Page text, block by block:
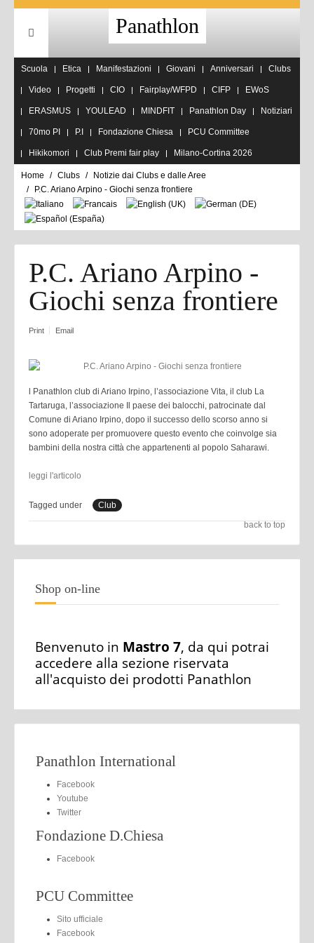
Panathlon
Scuola Etica Manifestazioni Giovani Anniversari Clubs
Video Progetti CIO Fairplay/WFPD CIFP EWoS
ERASMUS YOULEAD MINDFIT Panathlon Day Notiziari
70mo PI P.I Fondazione Chiesa PCU Committee
Hikikomori Club Premi fair play Milano-Cortina 2026
Home Clubs
Notizie dai Clubs e dalle Aree
P.C. Ariano Arpino - Giochi senza frontiere
P.C. Ariano Arpino -
Giochi senza frontiere
Print Email
l Panathlon club di Ariano Irpino, l’associazione Vita, il club La
Tartaruga, l’associazione Il paese dei balocchi, patrocinate dal
Comune di Ariano Irpino, dopo il successo dello scorso anno si
sono adoperate per promuovere questo evento che coinvolge sia
bambini della nostra città che appartenenti al popolo Saharawi.
leggi l'articolo
Tagged under
Club
back to top
Shop on-line
Benvenuto in Mastro 7, da qui potrai
accedere alla sezione riservata
all'acquisto dei prodotti Panathlon
Panathlon International
Facebook
Youtube
Twitter
Fondazione D.Chiesa
Facebook
PCU Committee
Sito ufficiale
Facebook